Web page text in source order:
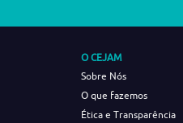
O CEJAM
Sobre Nós
O que fazemos
Ética e Transparência